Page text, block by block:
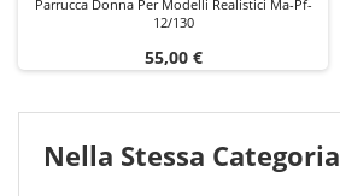
Parrucca Donna Per Modelli Realistici Ma-Pf-
12/130
Prezzo
55,00 €
Nella Stessa Categoria